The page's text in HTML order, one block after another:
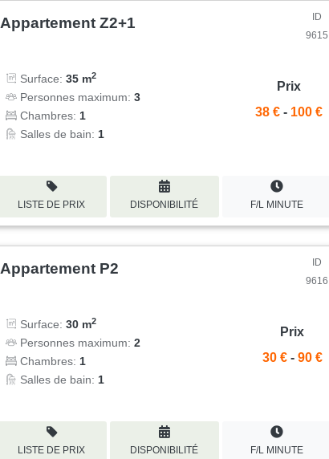
Appartement Z2+1
ID
9615
Surface:35 m2
Personnes maximum:3
Chambres: 1
Salles de bain: 1
Prix
38 € - 100 €
LISTE DE PRIX DISPONIBILITÉ F/L MINUTE
Appartement P2
ID
9616
Surface:30 m2
Personnes maximum:2
Chambres: 1
Salles de bain: 1
Prix
30 € - 90 €
LISTE DE PRIX DISPONIBILITÉ F/L MINUTE